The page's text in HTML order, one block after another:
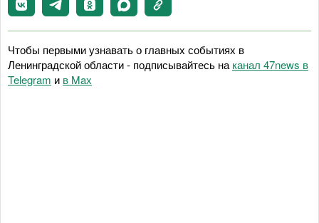
Чтобы первыми узнавать о главных событиях в
Ленинградской области - подписывайтесь на канал 47news в
Telegram и в Maх